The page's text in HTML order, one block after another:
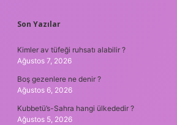
SIDEBAR
Son Yazılar
Kimler av tüfeği ruhsatı alabilir ?
Ağustos 7, 2026
Boş gezenlere ne denir ?
Ağustos 6, 2026
Kubbetü’s-Sahra hangi ülkededir ?
Ağustos 5, 2026